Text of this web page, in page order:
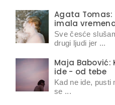
Agata Tomas:
imala
Sve česće
drugi ljudi jer ...
Maja Babović:
ide - od tebe
Kad ne ide, pusti
se ...